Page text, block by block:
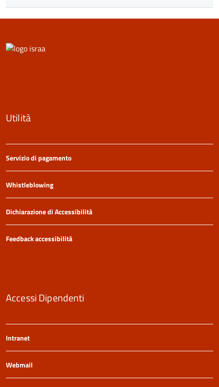
Utilità
Servizio di pagamento
Whistleblowing
Dichiarazione di Accessibilità
Feedback accessibilità
Accessi Dipendenti
Intranet
Webmail